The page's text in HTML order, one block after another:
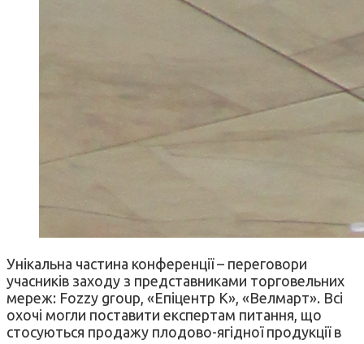
Унікальна частина конференції – переговори
учасників заходу з представниками торговельних
мереж: Fozzy group, «Епіцентр К», «Велмарт». Всі
охочі могли поставити експертам питання, що
стосуються продажу плодово-ягідної продукції в